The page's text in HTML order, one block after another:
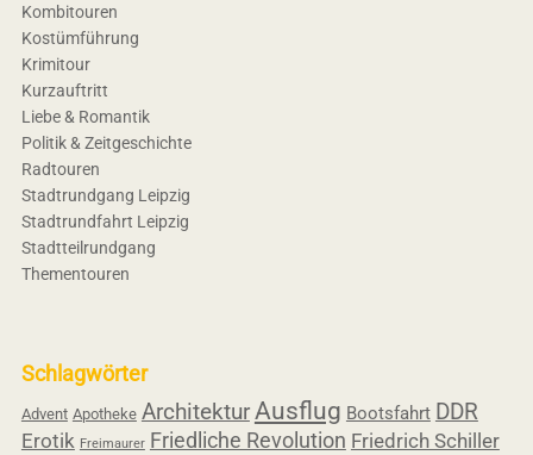
Kombitouren
Kostümführung
Krimitour
Kurzauftritt
Liebe & Romantik
Politik & Zeitgeschichte
Radtouren
Stadtrundgang Leipzig
Stadtrundfahrt Leipzig
Stadtteilrundgang
Thementouren
Schlagwörter
Advent Apotheke Architektur Ausflug Bootsfahrt DDR
Erotik Freimaurer Friedliche Revolution Friedrich Schiller